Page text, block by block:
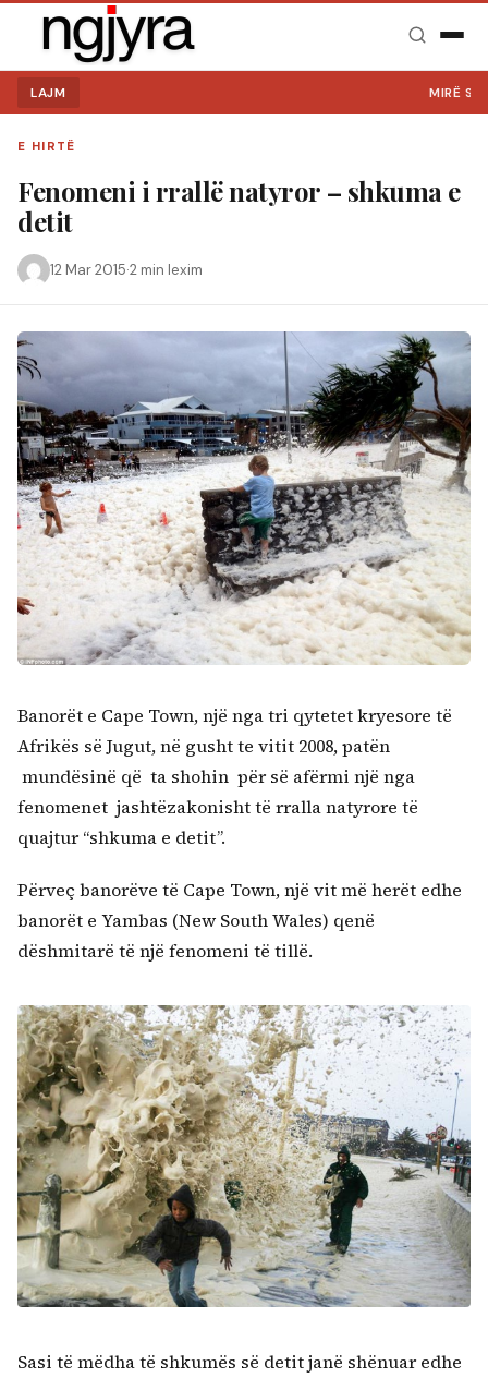
Kërko:
LAJM MIRË SE
E HIRTË
Fenomeni i rrallë natyror – shkuma e
detit
12 Mar 2015·2 min lexim
Banorët e Cape Town, një nga tri qytetet kryesore të
Afrikës së Jugut, në gusht te vitit 2008, patën
mundësinë që ta shohin për së afërmi një nga
fenomenet jashtëzakonisht të rralla natyrore të
quajtur “shkuma e detit”.
Përveç banorëve të Cape Town, një vit më herët edhe
banorët e Yambas (New South Wales) qenë
dëshmitarë të një fenomeni të tillë.
Sasi të mëdha të shkumës së detit janë shënuar edhe